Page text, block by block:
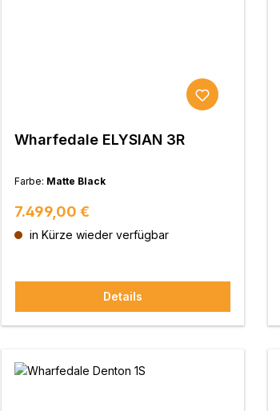
Wharfedale ELYSIAN 3R
Farbe: Matte Black
Regulärer Preis:
7.499,00 €
in Kürze wieder verfügbar
Details